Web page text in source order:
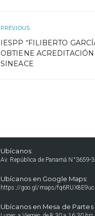
PREVIOUS
IESPP “FILIBERTO
OBTIENE
SINEACE
Ubícanos:
Av. República de Panamá N°3659-
Ubícanos en Google Maps:
https://goo.gl/maps/
Ubícanos en Mesa de Partes